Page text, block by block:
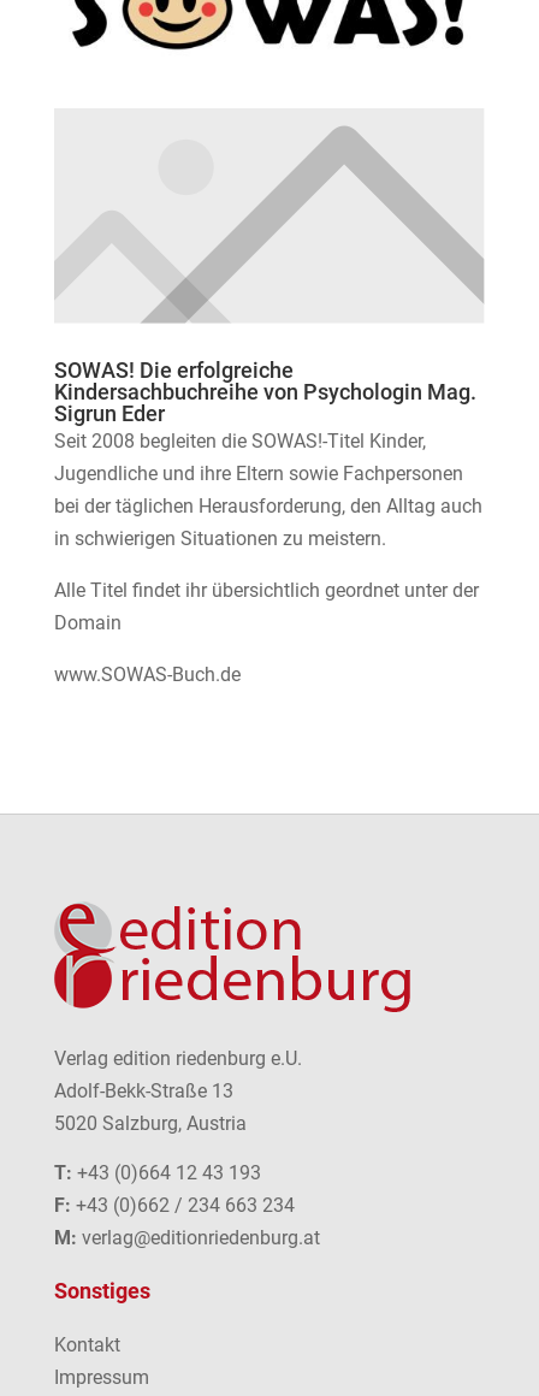
SOWAS! Die erfolgreiche
Kindersachbuchreihe von Psychologin Mag.
Sigrun Eder
Seit 2008 begleiten die SOWAS!-Titel Kinder,
Jugendliche und ihre Eltern sowie Fachpersonen
bei der täglichen Herausforderung, den Alltag auch
in schwierigen Situationen zu meistern.
Alle Titel findet ihr übersichtlich geordnet unter der
Domain
www.SOWAS-Buch.de
Verlag edition riedenburg e.U.
Adolf-Bekk-Straße 13
5020 Salzburg, Austria
T: +43 (0)664 12 43 193
F: +43 (0)662 / 234 663 234
M: verlag@editionriedenburg.at
Sonstiges
Kontakt
Impressum